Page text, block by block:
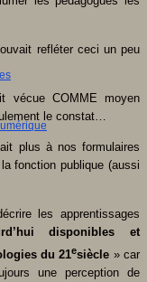
refléter ceci un peu
vécue COMME moyen
le constat…
plus à nos formulaires
fonction publique (aussi
les apprentissages
disponibles et
du 21esiècle » car
une perception de